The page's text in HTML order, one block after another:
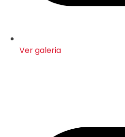
Ver galeria